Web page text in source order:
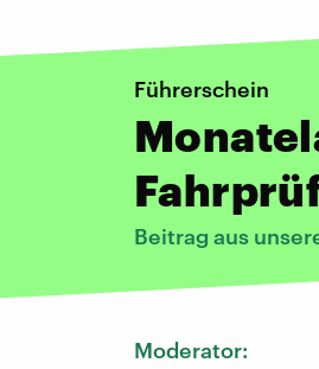
Führerschein
Beitrag aus
Moderator: